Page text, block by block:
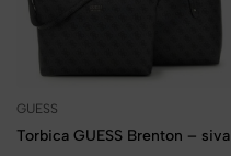
GUESS
Torbica GUESS Brenton – siva